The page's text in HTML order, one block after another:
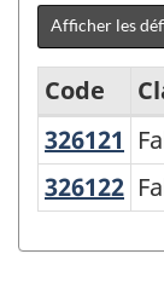
Afficher les
Système
de
Code
326121
326122